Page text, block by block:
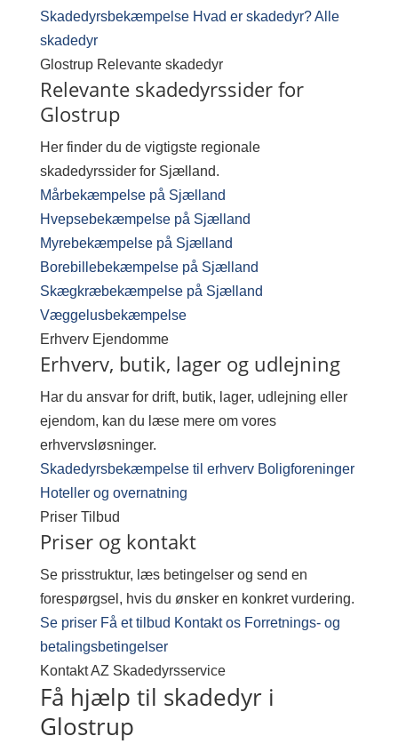
Skadedyrsbekæmpelse Hvad er skadedyr?Alle
skadedyr
Glostrup Relevante skadedyr
Relevante skadedyrssider for
Glostrup
Her finder du de vigtigste regionale
skadedyrssider for Sjælland.
Mårbekæmpelse på Sjælland
Hvepsebekæmpelse på Sjælland
Myrebekæmpelse på Sjælland
Borebillebekæmpelse på Sjælland
Skægkræbekæmpelse på Sjælland
Væggelusbekæmpelse
Erhverv Ejendomme
Erhverv, butik, lager og udlejning
Har du ansvar for drift, butik, lager, udlejning eller
ejendom, kan du læse mere om vores
erhvervsløsninger.
Skadedyrsbekæmpelse til erhverv Boligforeninger
Hoteller og overnatning
Priser Tilbud
Priser og kontakt
Se prisstruktur, læs betingelser og send en
forespørgsel, hvis du ønsker en konkret vurdering.
Se priser Få et tilbud Kontakt os Forretnings- og
betalingsbetingelser
Kontakt AZ Skadedyrsservice
Få hjælp til skadedyr i
Glostrup